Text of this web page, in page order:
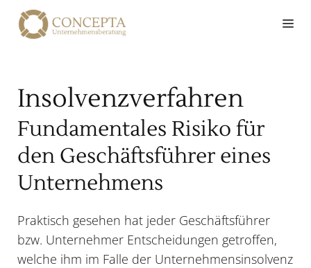
Zum
Inhalt
Insolvenzverfahren
Fundamentales Risiko für
den Geschäftsführer eines
Unternehmens
Praktisch gesehen hat jeder Geschäftsführer
bzw. Unternehmer Entscheidungen getroffen,
welche ihm im Falle der Unternehmensinsolvenz